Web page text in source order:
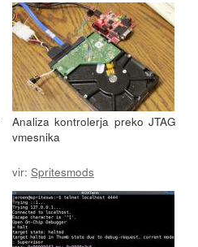
Analiza kontrolerja preko JTAG
vmesnika
vir: Spritesmods